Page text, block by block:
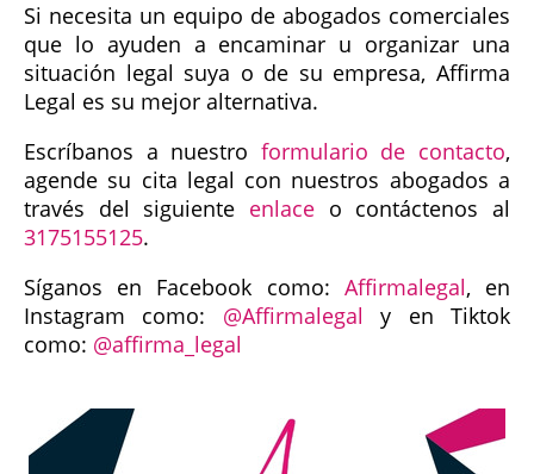
Si necesita un equipo de abogados comerciales
que lo ayuden a encaminar u organizar una
situación legal suya o de su empresa, Affirma
Legal es su mejor alternativa.
Escríbanos a nuestro formulario de contacto,
agende su cita legal con nuestros abogados a
través del siguiente enlace o contáctenos al
3175155125.
Síganos en Facebook como: Affirmalegal, en
Instagram como: @Affirmalegal y en Tiktok
como: @affirma_legal